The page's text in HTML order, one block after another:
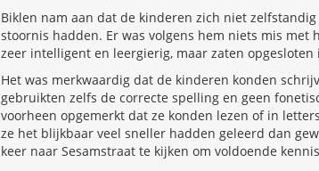
Biklen nam aan dat de kinderen zich niet
stoornis hadden. Er was volgens hem niets mis
zeer intelligent en leergierig, maar zaten
Het was merkwaardig dat de kinderen konden
gebruikten zelfs de correcte spelling en geen
voorheen opgemerkt dat ze konden lezen of in
ze het blijkbaar veel sneller hadden geleerd dan
keer naar Sesamstraat te kijken om voldoende